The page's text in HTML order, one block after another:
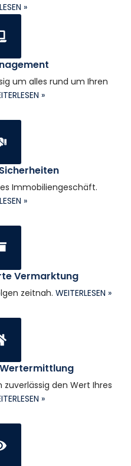
»
um alles rund um Ihren
»
Immobiliengeschäft.
»
Vermarktung
zeitnah. WEITERLESEN »
den Wert Ihres
»